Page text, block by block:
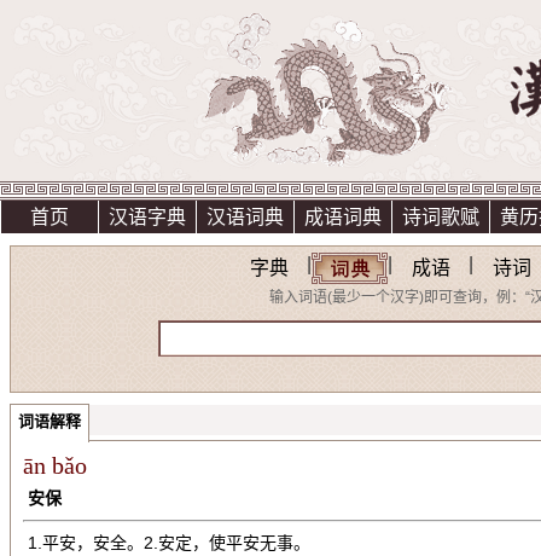
首页 汉语字典 汉语词典 成语词典 诗词歌赋 黄
字典 成语 诗词
输入词语(最少一个汉字)即可查询，例：“汉
词语解释
ān bǎo
安保
1.平安，安全。2.安定，使平安无事。